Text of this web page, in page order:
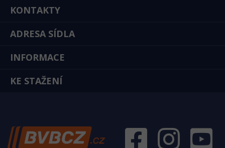
KONTAKTY
ADRESA SÍDLA
INFORMACE
KE STAŽENÍ